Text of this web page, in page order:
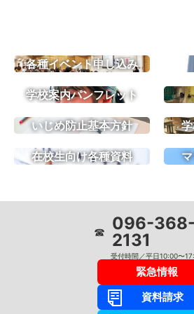
各種イベント申し込み
学校案内パンフレット
いじめ防止基本方針
在校生向け各種資料
☎ 096-368-
2131
受付時間／平日10:00〜
緊急情報
資料請求